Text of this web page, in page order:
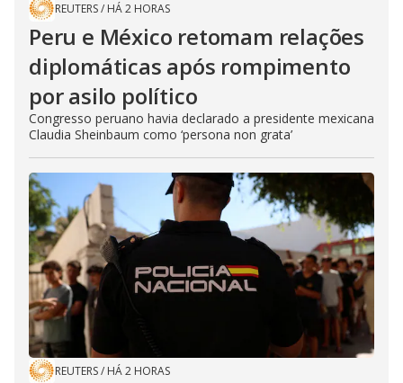
REUTERS/ HÁ 2 HORAS
Peru e México retomam relações
diplomáticas após rompimento
por asilo político
Congresso peruano havia declarado a presidente mexicana
Claudia Sheinbaum como ‘persona non grata’
REUTERS/ HÁ 2 HORAS